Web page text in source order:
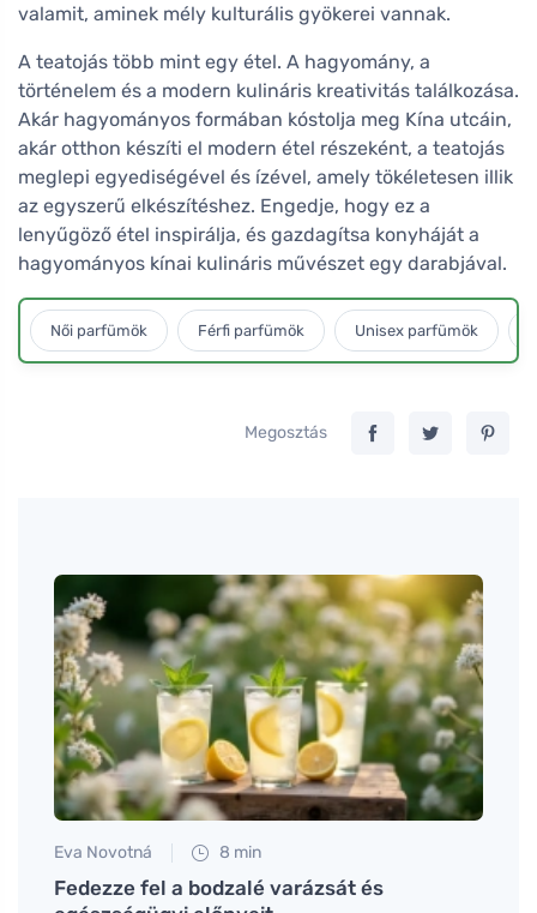
valamit, aminek mély kulturális gyökerei vannak.
A teatojás több mint egy étel. A hagyomány, a
történelem és a modern kulináris kreativitás találkozása.
Akár hagyományos formában kóstolja meg Kína utcáin,
akár otthon készíti el modern étel részeként, a teatojás
meglepi egyediségével és ízével, amely tökéletesen illik
az egyszerű elkészítéshez. Engedje, hogy ez a
lenyűgöző étel inspirálja, és gazdagítsa konyháját a
hagyományos kínai kulináris művészet egy darabjával.
Női parfümök Férfi parfümök Unisex parfümök
Megosztás
Eva Novotná 8 min
Fedezze fel a bodzalé varázsát és